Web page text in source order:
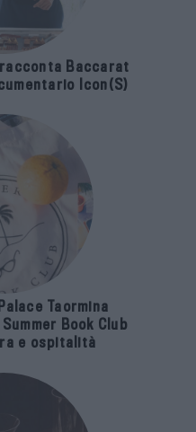
Baccarat
Icon(S)
Taormina
Book Club
e ospitalità